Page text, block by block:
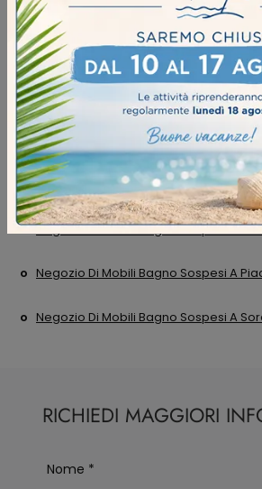
Arredo Bagno Birex Brescia
Arredo Bagno Birex Cremona
Arredo Bagno Birex Piacenza
Arredo Bagno Birex Soresina
Negozio Di Mobili Bagno Sospesi A
Negozio Di Mobili Bagno Sospesi A
Negozio Di Mobili Bagno Sospesi A
Negozio Di Mobili Bagno Sospesi A
RICHIEDI MAGGIORI